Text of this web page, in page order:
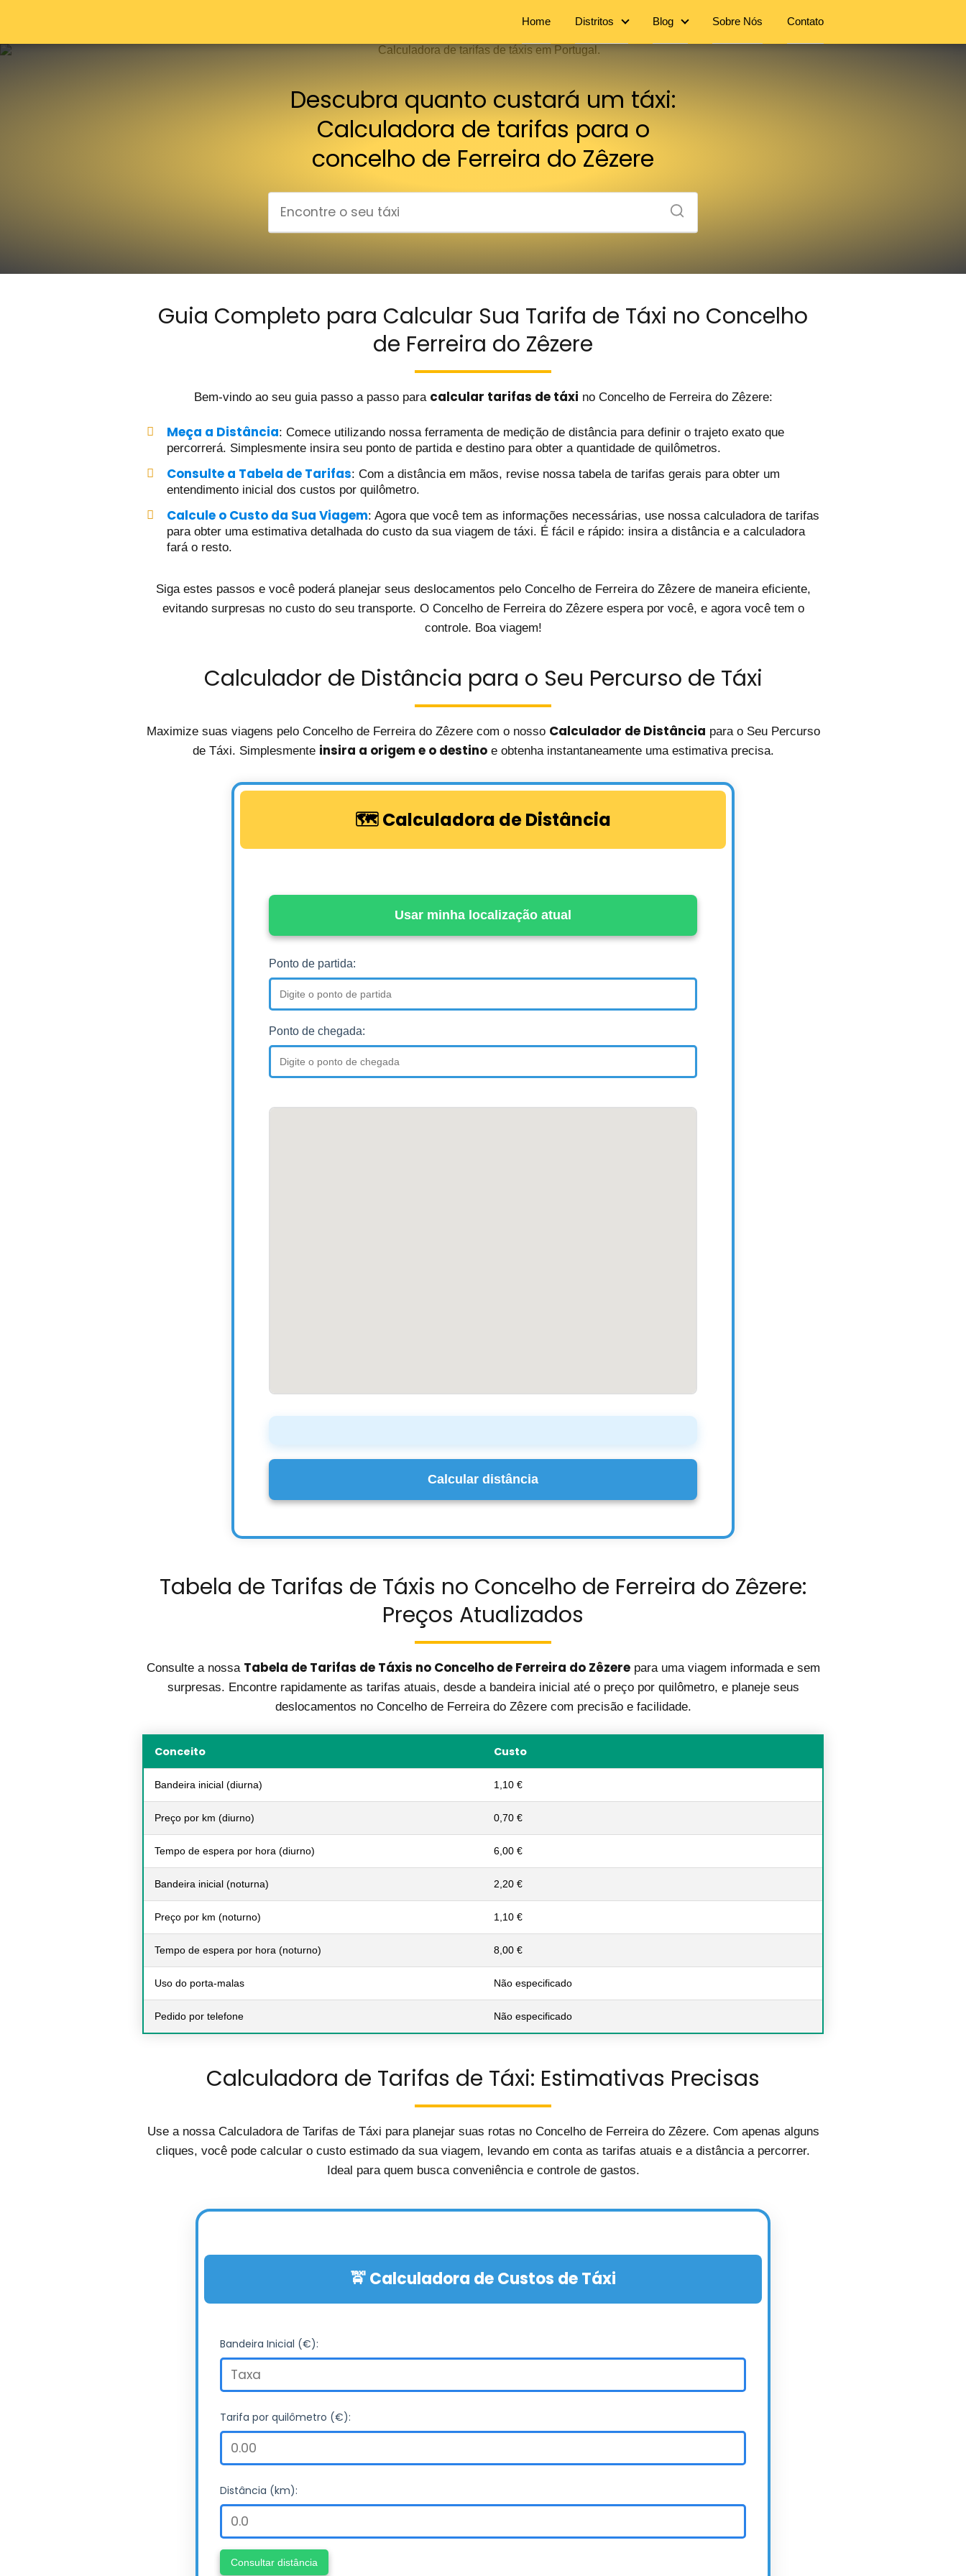
Home Distritos Blog Sobre Nós Contato
Descubra quanto custará um táxi:
Calculadora de tarifas para o
concelho de Ferreira do Zêzere
Guia Completo para Calcular Sua Tarifa de Táxi no Concelho
de Ferreira do Zêzere
Bem-vindo ao seu guia passo a passo para calcular tarifas de táxi no Concelho de Ferreira do Zêzere:
Meça a Distância: Comece utilizando nossa ferramenta de medição de distância para definir o trajeto exato que
percorrerá. Simplesmente insira seu ponto de partida e destino para obter a quantidade de quilômetros.
Consulte a Tabela de Tarifas: Com a distância em mãos, revise nossa tabela de tarifas gerais para obter um
entendimento inicial dos custos por quilômetro.
Calcule o Custo da Sua Viagem: Agora que você tem as informações necessárias, use nossa calculadora de tarifas
para obter uma estimativa detalhada do custo da sua viagem de táxi. É fácil e rápido: insira a distância e a calculadora
fará o resto.
Siga estes passos e você poderá planejar seus deslocamentos pelo Concelho de Ferreira do Zêzere de maneira eficiente,
evitando surpresas no custo do seu transporte. O Concelho de Ferreira do Zêzere espera por você, e agora você tem o
controle. Boa viagem!
Calculador de Distância para o Seu Percurso de Táxi
Maximize suas viagens pelo Concelho de Ferreira do Zêzere com o nosso Calculador de Distância para o Seu Percurso
de Táxi. Simplesmente insira a origem e o destinoe obtenha instantaneamente uma estimativa precisa.
🗺️ Calculadora de Distância
Usar minha localização atual
Ponto de partida:
Ponto de chegada:
Calcular distância
Tabela de Tarifas de Táxis no Concelho de Ferreira do Zêzere:
Preços Atualizados
Consulte a nossa Tabela de Tarifas de Táxis no Concelho de Ferreira do Zêzerepara uma viagem informada e sem
surpresas. Encontre rapidamente as tarifas atuais, desde a bandeira inicial até o preço por quilômetro, e planeje seus
deslocamentos no Concelho de Ferreira do Zêzere com precisão e facilidade.
Conceito Custo
Bandeira inicial (diurna) 1,10 €
Preço por km (diurno) 0,70 €
Tempo de espera por hora (diurno) 6,00 €
Bandeira inicial (noturna) 2,20 €
Preço por km (noturno) 1,10 €
Tempo de espera por hora (noturno) 8,00 €
Uso do porta-malas Não especificado
Pedido por telefone Não especificado
Calculadora de Tarifas de Táxi: Estimativas Precisas
Use a nossa Calculadora de Tarifas de Táxi para planejar suas rotas no Concelho de Ferreira do Zêzere. Com apenas alguns
cliques, você pode calcular o custo estimado da sua viagem, levando em conta as tarifas atuais e a distância a percorrer.
Ideal para quem busca conveniência e controle de gastos.
Bandeira Inicial (€):
Tarifa por quilômetro (€):
Distância (km):
Consultar distância
Taxa de bagagem